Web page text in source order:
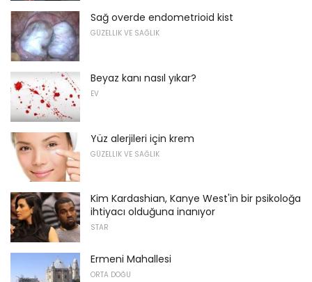
Sağ overde endometrioid kist
GÜZELLIK VE SAĞLIK
Beyaz kanı nasıl yıkar?
EV
Yüz alerjileri için krem
GÜZELLIK VE SAĞLIK
Kim Kardashian, Kanye West'in bir psikoloğa
ihtiyacı olduğuna inanıyor
STAR
Ermeni Mahallesi
ORTA DOĞU